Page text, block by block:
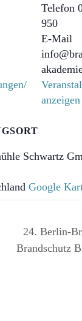
Schwartz
Google
Telefon
950
E-Mail
anzeigen
24. Berlin-
Brandschutz